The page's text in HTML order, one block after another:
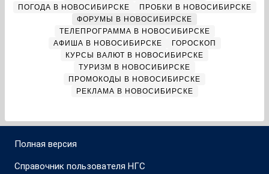
ПОГОДА В НОВОСИБИРСКЕ
ПРОБКИ В НОВОСИБИРСКЕ
ФОРУМЫ В НОВОСИБИРСКЕ
ТЕЛЕПРОГРАММА В НОВОСИБИРСКЕ
АФИША В НОВОСИБИРСКЕ
ГОРОСКОП
КУРСЫ ВАЛЮТ В НОВОСИБИРСКЕ
ТУРИЗМ В НОВОСИБИРСКЕ
ПРОМОКОДЫ В НОВОСИБИРСКЕ
РЕКЛАМА В НОВОСИБИРСКЕ
Полная версия
Справочник пользователя НГС